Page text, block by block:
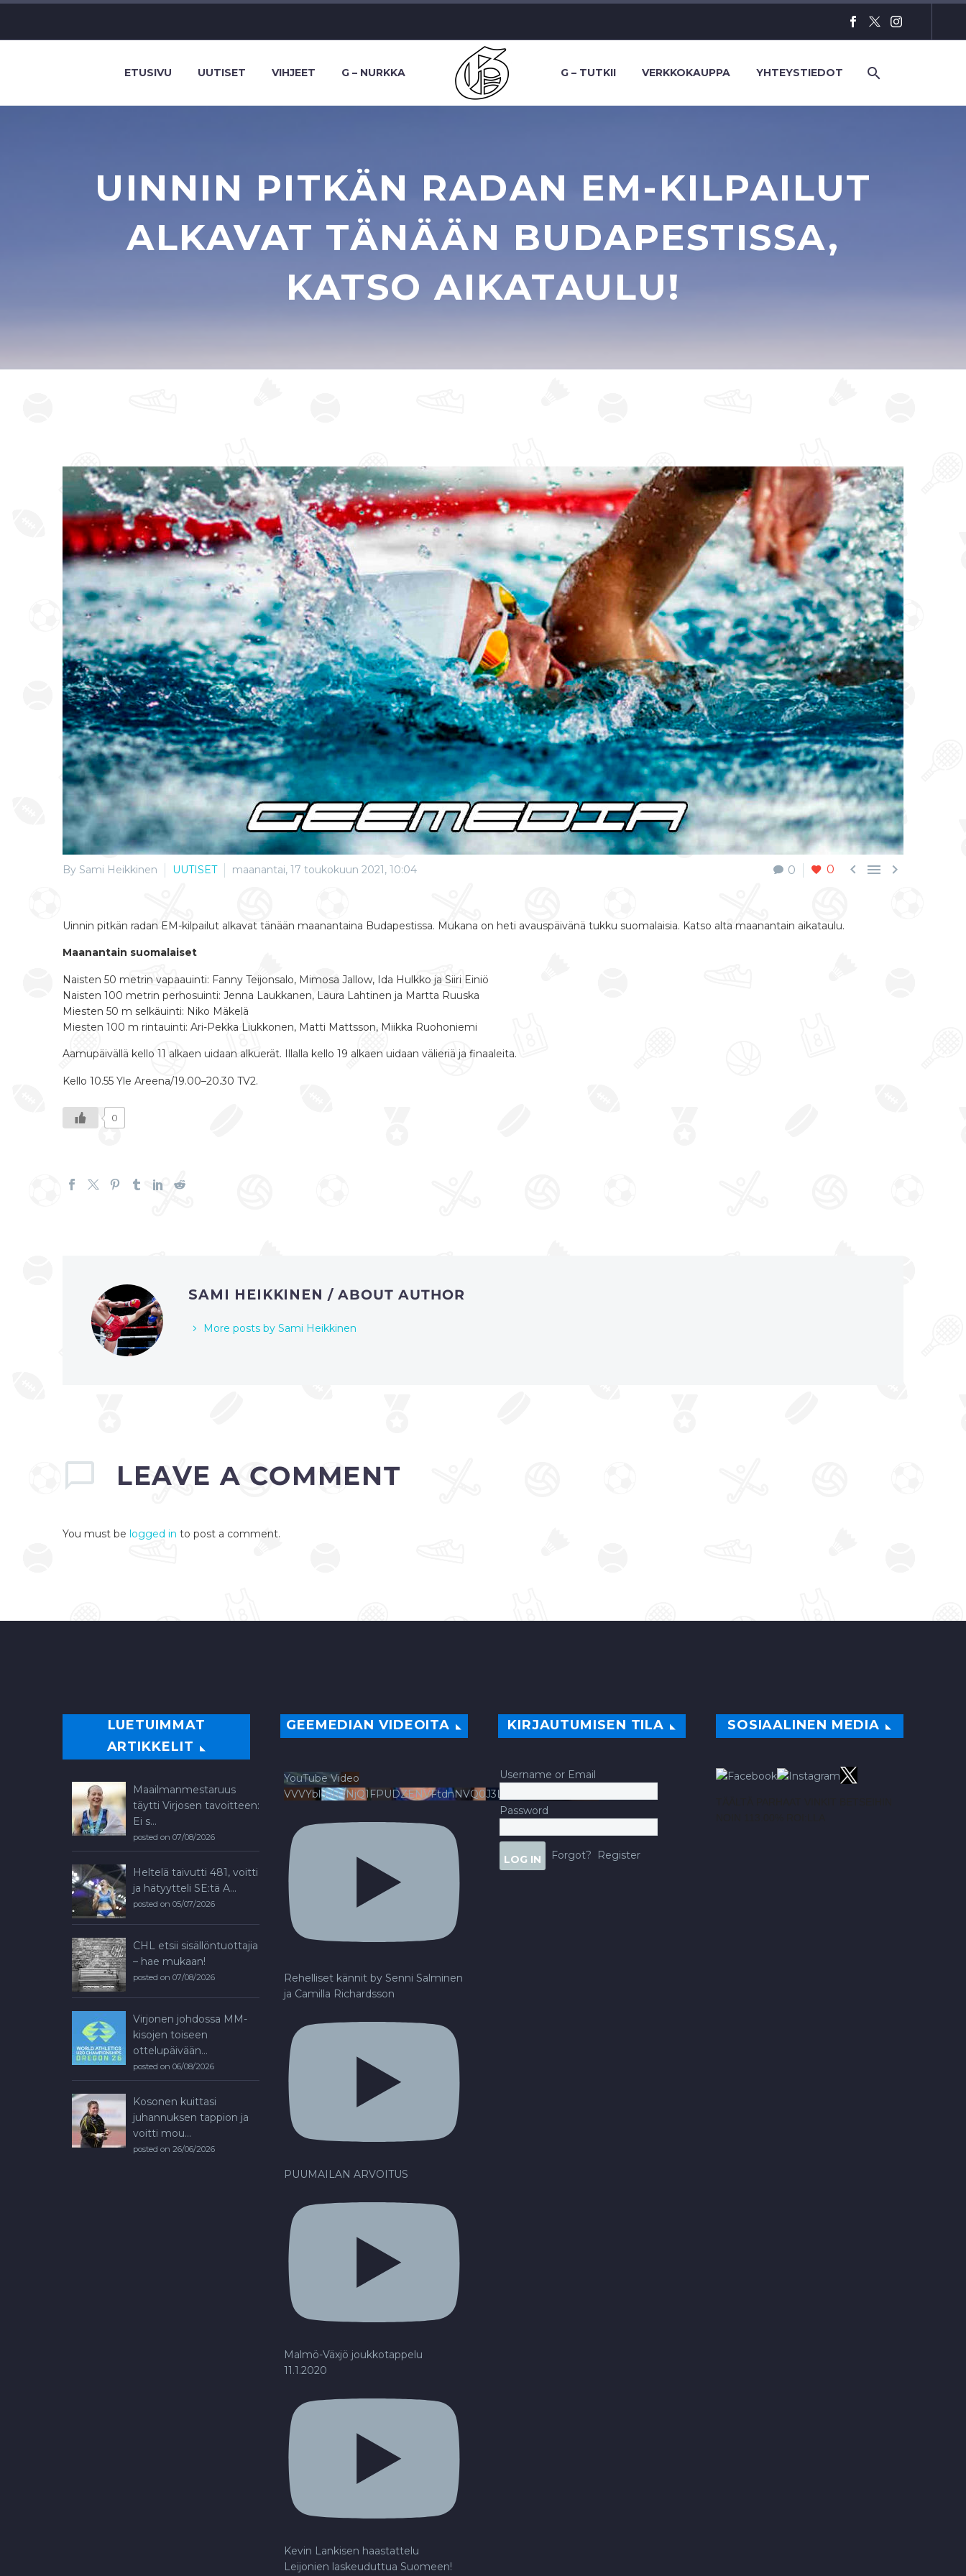
ETUSIVU UUTISET VIHJEET G – NURKKA G – TUTKII VERKKOKAUPPA YHTEYSTIEDOT
UINNIN PITKÄN RADAN EM-KILPAILUT
ALKAVAT TÄNÄÄN BUDAPESTISSA,
KATSO AIKATAULU!
0 0   
By Sami Heikkinen UUTISET maanantai, 17 toukokuun 2021, 10:04
Uinnin pitkän radan EM-kilpailut alkavat tänään maanantaina Budapestissa. Mukana on heti avauspäivänä tukku suomalaisia. Katso alta maanantain aikataulu.
Maanantain suomalaiset
Naisten 50 metrin vapaauinti: Fanny Teijonsalo, Mimosa Jallow, Ida Hulkko ja Siiri Einiö
Naisten 100 metrin perhosuinti: Jenna Laukkanen, Laura Lahtinen ja Martta Ruuska
Miesten 50 m selkäuinti: Niko Mäkelä
Miesten 100 m rintauinti: Ari-Pekka Liukkonen, Matti Mattsson, Miikka Ruohoniemi
Aamupäivällä kello 11 alkaen uidaan alkuerät. Illalla kello 19 alkaen uidaan välieriä ja finaaleita.
Kello 10.55 Yle Areena/19.00–20.30 TV2.
0
SAMI HEIKKINEN/ ABOUT AUTHOR
More posts by Sami Heikkinen
LEAVEA COMMENT
You must be logged in to post a comment.
LUETUIMMAT
ARTIKKELIT
Maailmanmestaruus
täytti Virjosen tavoitteen:
Ei s...
posted on 07/08/2026
Heltelä taivutti 481, voitti
ja hätyytteli SE:tä A...
posted on 05/07/2026
CHL etsii sisällöntuottajia
– hae mukaan!
posted on 07/08/2026
Virjonen johdossa MM-
kisojen toiseen
ottelupäivään...
posted on 06/08/2026
Kosonen kuittasi
juhannuksen tappion ja
voitti mou...
posted on 26/06/2026
GEEMEDIAN VIDEOITA
YouTube Video
VVVYbldJRTNjQ1FPUDZENVFtdnNVQ0J3LlFsbURXQWNIYldv
Rehelliset kännit by Senni Salminen
ja Camilla Richardsson
PUUMAILAN ARVOITUS
Malmö-Växjö joukkotappelu
11.1.2020
Kevin Lankisen haastattelu
Leijonien laskeuduttua Suomeen!
KIRJAUTUMISEN TILA
Username or Email
Password
Forgot? Register
SOSIAALINEN MEDIA